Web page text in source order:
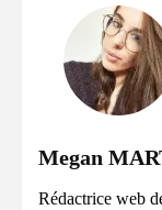
Megan
Rédactrice web